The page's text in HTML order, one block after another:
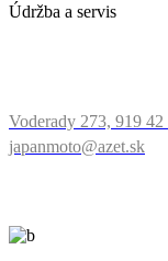
Údržba a servis
Voderady 273, 919 42
japanmoto@azet.sk